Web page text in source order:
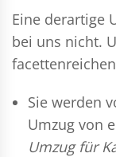
Eine derartige
bei uns nicht.
Sie werden
Umzug von
Umzug für